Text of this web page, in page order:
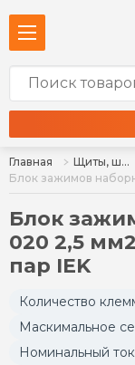
Главная Щиты, шкафы, корпуса и изделия к ним
Блок
020 2,5
пар IEK
Количество
Маскимальное
Номинальный